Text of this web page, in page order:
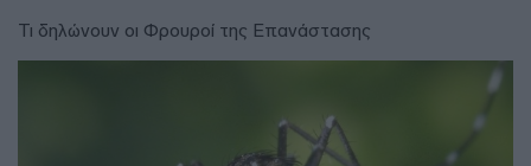
Τι δηλώνουν οι Φρουροί της Επανάστασης